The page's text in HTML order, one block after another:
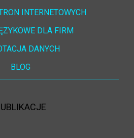
INTERNETOWYCH
DLA FIRM
DANYCH
BLOG